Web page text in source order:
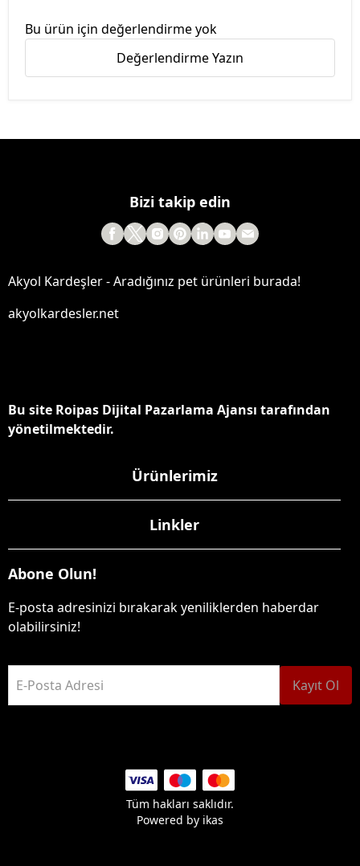
Bu ürün için değerlendirme yok
Değerlendirme Yazın
Bizi takip edin
Akyol Kardeşler - Aradığınız pet ürünleri burada!
akyolkardesler.net
Bu site Roipas Dijital Pazarlama Ajansı tarafından
yönetilmektedir.
Ürünlerimiz
Linkler
Abone Olun!
E-posta adresinizi bırakarak yeniliklerden haberdar
olabilirsiniz!
E-Posta Adresi Kayıt Ol
Tüm hakları saklıdır.
Powered by ikas